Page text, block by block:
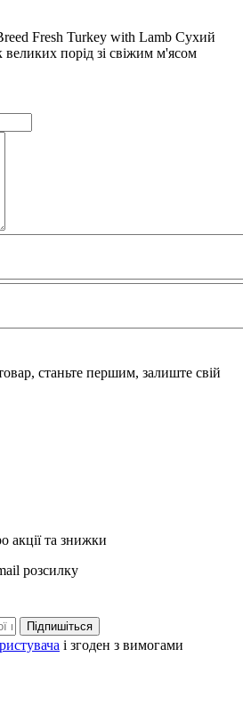
Fresh Turkey with Lamb Сухий
порід зі свіжим м'ясом
станьте першим, залиште свій
акції та знижки
розсилку
Підпишіться
і згоден з вимогами